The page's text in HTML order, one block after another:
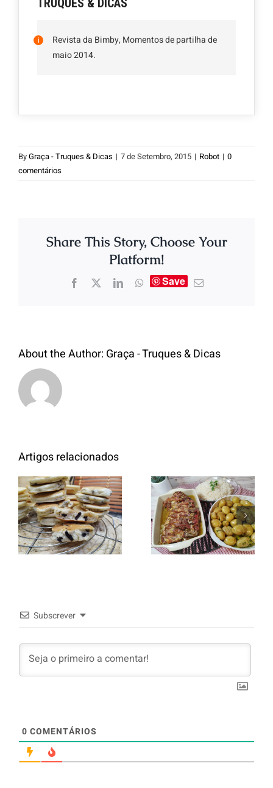
Revista da Bimby, Momentos de partilha de
maio 2014.
ByGraça - Truques & Dicas | 7 de Setembro, 2015 | Robot | 0
comentários
Share This Story, Choose Your
Platform!
Save
About the Author:Graça - Truques & Dicas
Artigos relacionados
Panquecas
com Oreo
Entrecosto
italiano c/
batata a
murro e
Subscrever
0 COMENTÁRIOS